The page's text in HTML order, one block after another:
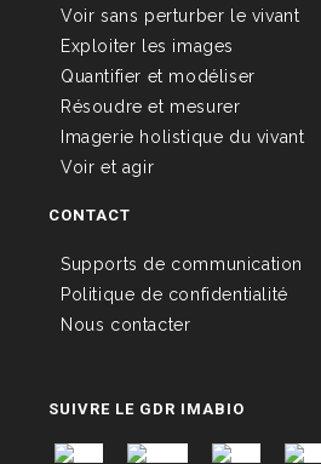
Voir sans perturber le vivant
Exploiter les images
Quantifier et modéliser
Résoudre et mesurer
Imagerie holistique du vivant
Voir et agir
CONTACT
Supports de communication
Politique de confidentialité
Nous contacter
SUIVRE LE GDR IMABIO